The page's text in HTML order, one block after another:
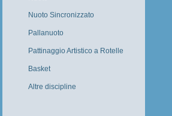
Nuoto Sincronizzato
Pallanuoto
Pattinaggio Artistico a Rotelle
Basket
Altre discipline